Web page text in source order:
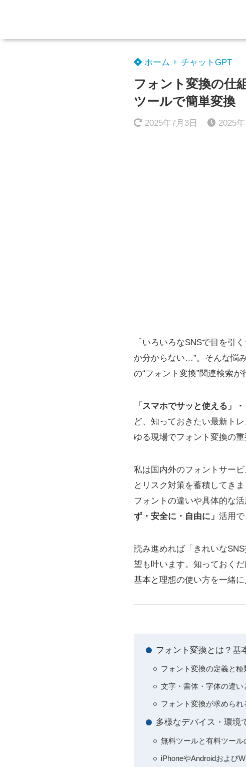
ホーム チャットGPT
フォント変換の仕
ツールで簡単変換
2025年7月3日 2025
「いろいろなSNSで目を引
か分からない…”。そんな悩
の“フォント変換”関連検索
「スマホでサッと使える」
ど、知っておきたい最新ト
ゆる現場でフォント変換の
私は国内外のフォントサー
とリスク対策を蓄積してきま
フォントの違いや具体的な
ず・安全に・自由に」 活用で
読み進めれば「きれいな
望も叶います。知っておく
基本と理想の使い方を一緒に
フォント変換とは？基
フォント変換の定義と種
文字・書体・字体の違い
フォント変換が求めら
多様なデバイス・環境
無料ツールと有料ツール
iPhoneやAndroidおよび